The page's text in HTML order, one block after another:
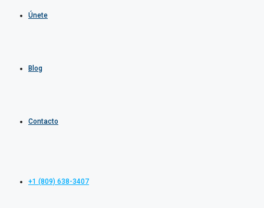
Únete
Blog
Contacto
+1 (809) 638-3407